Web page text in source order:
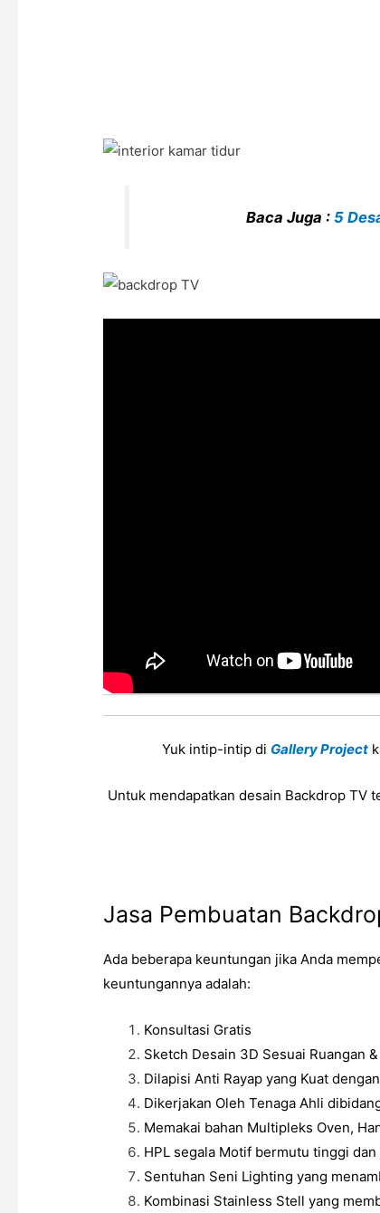
Baca Juga : 5
Yuk intip-intip di Gallery Project
Untuk mendapatkan desain Backdrop TV
Jasa Pembuatan
Ada beberapa keuntungan jika Anda
keuntungannya adalah:
Konsultasi Gratis
Sketch Desain 3D Sesuai Ruangan
Dilapisi Anti Rayap yang Kuat
Dikerjakan Oleh Tenaga Ahli
Memakai bahan Multipleks Oven,
HPL segala Motif bermutu tinggi dan
Sentuhan Seni Lighting yang
Kombinasi Stainless Stell yang